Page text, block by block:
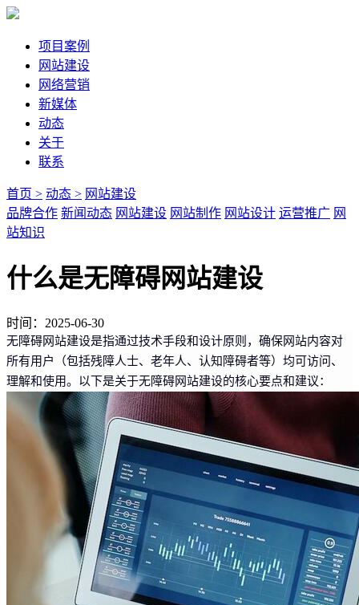
项目案例
网站建设
网络营销
新媒体
动态
关于
联系
首页 > 动态 > 网站建设
品牌合作 新闻动态 网站建设 网站制作 网站设计 运营推广 网
站知识
什么是无障碍网站建设
时间：2025-06-30
无障碍网站建设是指通过技术手段和设计原则，确保网站内容对
所有用户（包括残障人士、老年人、认知障碍者等）均可访问、
理解和使用。以下是关于无障碍网站建设的核心要点和建议：